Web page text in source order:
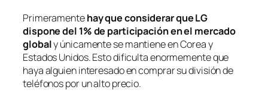
Primeramentehay que considerar que LG
dispone del 1% de participación en el mercado
globaly únicamente se mantiene en Corea y
Estados Unidos. Esto dificulta enormemente que
haya alguien interesado en comprar su división de
teléfonos por un alto precio.